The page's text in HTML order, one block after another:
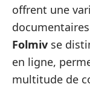
offrent une
Folmiv se
en ligne,
multitude de